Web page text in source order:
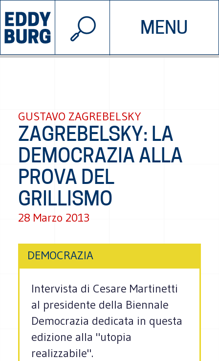
MENU
INIZIATIVE CHI SIAMO
© 2026 EDDYBURG
GUSTAVO ZAGREBELSKY
ZAGREBELSKY: LA
DEMOCRAZIA ALLA
PROVA DEL
GRILLISMO
28 Marzo 2013
DEMOCRAZIA
Intervista di Cesare Martinetti
al presidente della Biennale
Democrazia dedicata in questa
edizione alla "utopia
realizzabile".